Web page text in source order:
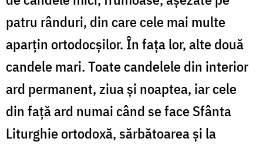
patru rânduri, din care cele mai multe
aparțin ortodocșilor. În fața lor, alte două
candele mari. Toate candelele din interior
ard permanent, ziua și noaptea, iar cele
din față ard numai când se face Sfânta
Liturghie ortodoxă, sărbătoarea și la